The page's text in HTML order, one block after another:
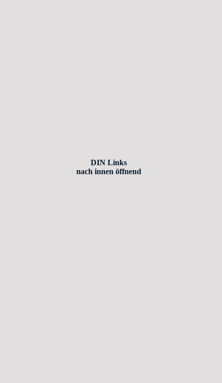
DIN Links
nach innen öffnend